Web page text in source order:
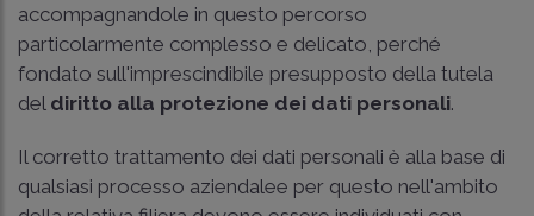
accompagnandole in questo percorso
particolarmente complesso e delicato, perché
fondato sull'imprescindibile presupposto della tutela
del diritto alla protezione dei dati personali.
Il corretto trattamento dei dati personali è alla base di
qualsiasi processo aziendalee per questo nell'ambito